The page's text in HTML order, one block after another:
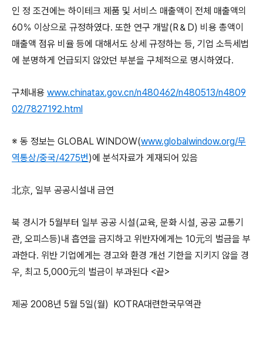
인 정 조건에는 하이테크 제품 및 서비스 매출액이 전체 매출액의
60％ 이상으로 규정하였다. 또한 연구 개발(R＆D) 비용 총액이
매출액 점유 비율 등에 대해서도 상세 규정하는 등, 기업 소득세법
에 분명하게 언급되지 않았던 부분을 구체적으로 명시하였다.
구체내용 www.chinatax.gov.cn/n480462/n480513/n4809
02/7827192.html
※ 동 정보는 GLOBAL WINDOW(www.globalwindow.org/무
역통상/중국/4275번)에 분석자료가 게재되어 있음
北京, 일부 공공시설내 금연
북 경시가 5월부터 일부 공공 시설(교육, 문화 시설, 공공 교통기
관, 오피스등)내 흡연을 금지하고 위반자에게는 10元의 벌금을 부
과한다. 위반 기업에게는 경고와 환경 개선 기한을 지키지 않을 경
우, 최고 5,000元의 벌금이 부과된다 <끝>
제공 2008년 5월 5일(월) KOTRA대련한국무역관